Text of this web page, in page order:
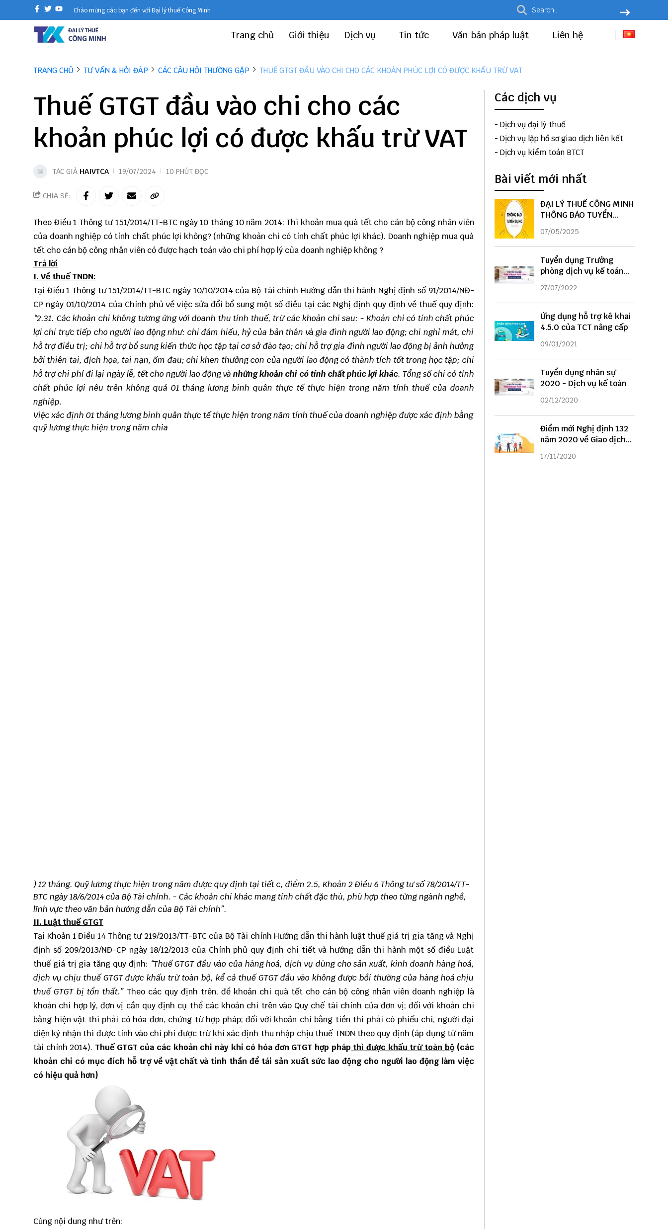
Chào mừng các bạn đến với Đại lý thuế Công Minh
Trang chủ Giới thiệu Dịch vụ Tin tức Văn bản pháp luật Liên hệ
TRANG CHỦ TƯ VẤN & HỎI ĐÁP CÁC CÂU HỎI THƯỜNG GẶP THUẾ GTGT ĐẦU VÀO CHI CHO CÁC KHOẢN PHÚC LỢI CÓ ĐƯỢC KHẤU TRỪ VAT
Thuế GTGT đầu vào chi cho các
khoản phúc lợi có được khấu trừ VAT
TÁC GIẢ HAIVTCA 19/07/2024 10 PHÚT ĐỌC
CHIA SẺ:
Theo Điều 1 Thông tư 151/2014/TT-BTC ngày 10 tháng 10 năm 2014: Thì khoản mua quà tết cho cán bộ công nhân viên
của doanh nghiệp có tính chất phúc lợi không? (những khoản chi có tính chất phúc lợi khác). Doanh nghiệp mua quà
tết cho cán bộ công nhân viên có được hạch toán vào chi phí hợp lý của doanh nghiệp không ?
Trả lời
I. Về thuế TNDN:
Tại Điều 1 Thông tư 151/2014/TT-BTC ngày 10/10/2014 của Bộ Tài chính Hướng dẫn thi hành Nghị định số 91/2014/NĐ-
CP ngày 01/10/2014 của Chính phủ về việc sửa đổi bổ sung một số điều tại các Nghị định quy định về thuế quy định:
“2.31. Các khoản chi không tương ứng với doanh thu tính thuế, trừ các khoản chi sau: - Khoản chi có tính chất phúc
lợi chi trực tiếp cho người lao động như: chi đám hiếu, hỷ của bản thân và gia đình người lao động; chi nghỉ mát, chi
hỗ trợ điều trị; chi hỗ trợ bổ sung kiến thức học tập tại cơ sở đào tạo; chi hỗ trợ gia đình người lao động bị ảnh hưởng
bởi thiên tai, địch họa, tai nạn, ốm đau; chi khen thưởng con của người lao động có thành tích tốt trong học tập; chi
hỗ trợ chi phí đi lại ngày lễ, tết cho người lao động vànhững khoản chi có tính chất phúc lợi khác. Tổng số chi có tính
chất phúc lợi nêu trên không quá 01 tháng lương bình quân thực tế thực hiện trong năm tính thuế của doanh
nghiệp.
Việc xác định 01 tháng lương bình quân thực tế thực hiện trong năm tính thuế của doanh nghiệp được xác định bằng
quỹ lương thực hiện trong năm chia
) 12 tháng. Quỹ lương thực hiện trong năm được quy định tại tiết c, điểm 2.5, Khoản 2 Điều 6 Thông tư số 78/2014/TT-
BTCngày 18/6/2014 của Bộ Tài chính. - Các khoản chi khác mang tính chất đặc thù, phù hợp theo từng ngành nghề,
lĩnh vực theo văn bản hướng dẫn của Bộ Tài chính”.
II. Luật thuế GTGT
Tại Khoản 1 Điều 14 Thông tư 219/2013/TT-BTC của Bộ Tài chính Hướng dẫn thi hành luật thuế giá trị gia tăng và Nghị
định số 209/2013/NĐ-CP ngày 18/12/2013 của Chính phủ quy định chi tiết và hướng dẫn thi hành một số điều Luật
thuế giá trị gia tăng quy định: “Thuế GTGT đầu vào của hàng hoá, dịch vụ dùng cho sản xuất, kinh doanh hàng hoá,
dịch vụ chịu thuế GTGT được khấu trừ toàn bộ, kể cả thuế GTGT đầu vào không được bồi thường của hàng hoá chịu
thuế GTGT bị tổn thất.” Theo các quy định trên, để khoản chi quà tết cho cán bộ công nhân viên doanh nghiệp là
khoản chi hợp lý, đơn vị cần quy định cụ thể các khoản chi trên vào Quy chế tài chính của đơn vị; đối với khoản chi
bằng hiện vật thì phải có hóa đơn, chứng từ hợp pháp; đối với khoản chi bằng tiền thì phải có phiếu chi, người đại
diện ký nhận thì được tính vào chi phí được trừ khi xác định thu nhập chịu thuế TNDN theo quy định (áp dụng từ năm
tài chính 2014). Thuế GTGT của các khoản chi này khi có hóa đơn GTGT hợp pháp thì được khấu trừ toàn bộ(các
khoản chi có mục đích hỗ trợ về vật chất và tinh thần để tái sản xuất sức lao động cho người lao động làm việc
có hiệu quả hơn)
Cùng nội dung như trên:
Các dịch vụ
- Dịch vụ đại lý thuế
- Dịch vụ lập hồ sơ giao dịch liên kết
- Dịch vụ kiểm toán BTCT
Bài viết mới nhất
ĐẠI LÝ THUẾ CÔNG MINH
THÔNG BÁO TUYỂN
DỤNG
07/05/2025
Tuyển dụng Trưởng
phòng dịch vụ kế toán
năm 2022
27/07/2022
Ứng dụng hỗ trợ kê khai
4.5.0 của TCT nâng cấp
09/01/2021
Tuyển dụng nhân sự
2020 - Dịch vụ kế toán
02/12/2020
Điểm mới Nghị định 132
năm 2020 về Giao dịch
liên kết
17/11/2020